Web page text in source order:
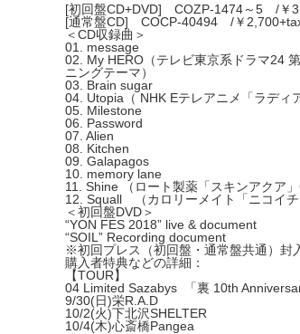
[初回盤CD+DVD] COZP-1474～5 /￥
[通常盤CD] COCP-40494 /￥
＜CD収録曲＞
01. message
02. My HERO（テレビ東京系ドラマ24
ニングテーマ）
03. Brain sugar
04. Utopia（ NHK Eテレアニメ「ラディ
05. Milestone
06. Password
07. Alien
08. Kitchen
09. Galapagos
10. memory lane
11. Shine （ロート製薬「スキンアクア」
12. Squall （カロリーメイト「ニコイチ
＜初回盤DVD＞
“YON FES 2018” live & document
“SOIL” Recording document
※初回プレス（初回盤・通常盤共通）封
購入者特典などの詳細 ：
【TOUR】
04 Limited Sazabys 「裏 10th
9/30(日)栄R.A.D
10/2(火)下北沢SHELTER
10/4(木)心斎橋Pangea